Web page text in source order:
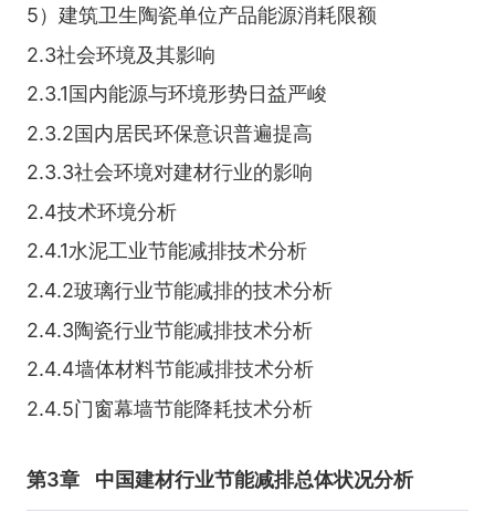
5）建筑卫生陶瓷单位产品能源消耗限额
2.3社会环境及其影响
2.3.1国内能源与环境形势日益严峻
2.3.2国内居民环保意识普遍提高
2.3.3社会环境对建材行业的影响
2.4技术环境分析
2.4.1水泥工业节能减排技术分析
2.4.2玻璃行业节能减排的技术分析
2.4.3陶瓷行业节能减排技术分析
2.4.4墙体材料节能减排技术分析
2.4.5门窗幕墙节能降耗技术分析
第3章 中国建材行业节能减排总体状况分析